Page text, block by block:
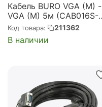
Кабель BURO VGA (M) -
VGA (M) 5м (CAB016S-
5M)
Код товара: 211362
В наличии